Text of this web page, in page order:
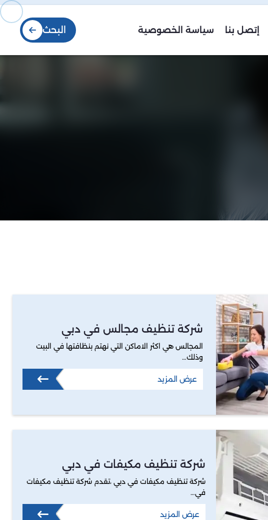
إتصل بنا سياسة الخصوصية البحث
شركة تنظيف مجالس في دبي
المجالس هي اكثر الاماكن التي نهتم بنظافتها في البيت
وذلك…
عرض المزيد
شركة تنظيف مكيفات في دبي
شركة تنظيف مكيفات في دبي ،تقدم شركة تنظيف مكيفات
في…
عرض المزيد